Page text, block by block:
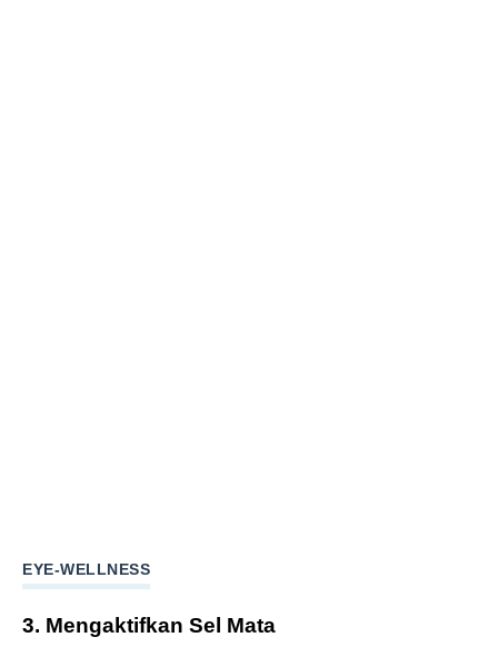
EYE-WELLNESS
3. Mengaktifkan Sel Mata